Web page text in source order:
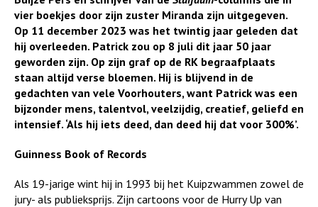
vier boekjes door zijn zuster Miranda zijn uitgegeven.
Op 11 december 2023 was het twintig jaar geleden dat
hij overleeden. Patrick zou op 8 juli dit jaar 50 jaar
geworden zijn. Op zijn graf op de RK begraafplaats
staan altijd verse bloemen. Hij is blijvend in de
gedachten van vele Voorhouters, want Patrick was een
bijzonder mens, talentvol, veelzijdig, creatief, geliefd en
intensief. ‘Als hij iets deed, dan deed hij dat voor 300%’.
Guinness Book of Records
Als 19-jarige wint hij in 1993 bij het Kuipzwammen zowel de
jury- als publieksprijs. Zijn cartoons voor de Hurry Up van